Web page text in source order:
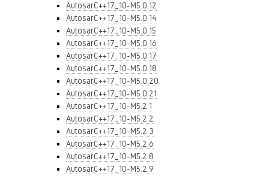
AutosarC++17_10-M5.0.12
AutosarC++17_10-M5.0.14
AutosarC++17_10-M5.0.15
AutosarC++17_10-M5.0.16
AutosarC++17_10-M5.0.17
AutosarC++17_10-M5.0.18
AutosarC++17_10-M5.0.20
AutosarC++17_10-M5.0.21
AutosarC++17_10-M5.2.1
AutosarC++17_10-M5.2.2
AutosarC++17_10-M5.2.3
AutosarC++17_10-M5.2.6
AutosarC++17_10-M5.2.8
AutosarC++17_10-M5.2.9